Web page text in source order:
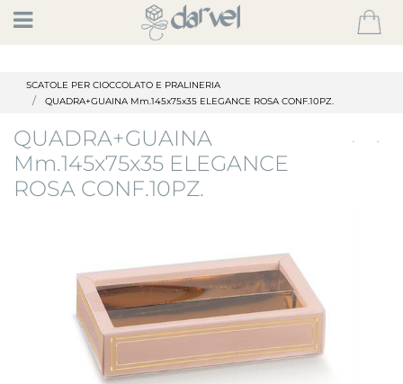
Open
SCATOLE PER CIOCCOLATO E PRALINERIA
QUADRA+GUAINA Mm.145x75x35 ELEGANCE ROSA CONF.10PZ.
QUADRA+GUAINA
Mm.145x75x35 ELEGANCE
ROSA CONF.10PZ.